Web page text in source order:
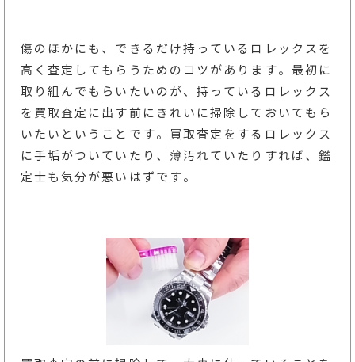
傷のほかにも、できるだけ持っているロレックスを
高く査定してもらうためのコツがあります。最初に
取り組んでもらいたいのが、持っているロレックス
を買取査定に出す前にきれいに掃除しておいてもら
いたいということです。買取査定をするロレックス
に手垢がついていたり、薄汚れていたりすれば、鑑
定士も気分が悪いはずです。